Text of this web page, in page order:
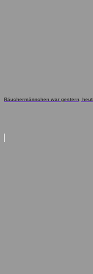
Räuchermännchen war gestern,